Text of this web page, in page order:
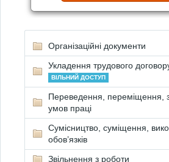
Організаційні документи
Укладення трудового
ВІЛЬНИЙ ДОСТУП
Переведення, переміщення,
умов праці
Сумісництво, суміщення,
обов’язків
Звільнення з роботи